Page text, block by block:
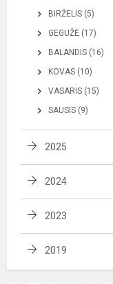
BIRŽELIS (5)
GEGUŽĖ (17)
BALANDIS (16)
KOVAS (10)
VASARIS (15)
SAUSIS (9)
2025
2024
2023
2019